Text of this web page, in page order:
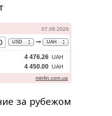
за рубежом